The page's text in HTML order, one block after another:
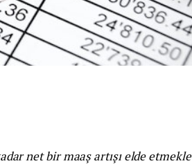
net bir maaş artışı elde etmekle